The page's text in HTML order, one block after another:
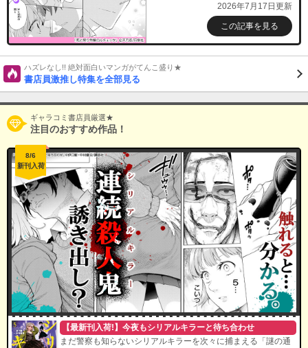
2026年7月17日更新
この記事を見る
ハズレなし!! 絶対面白いマンガがてんこ盛り★
書店員激推し特集を全部見る
ギャラコミ書店員厳選★
注目のおすすめ作品！
8/6
新刊入荷
【最新刊入荷!】今夜もシリアルキラーと待ち合わせ
まだ警察も知らないシリアルキラーを次々に捕まえる「謎の通